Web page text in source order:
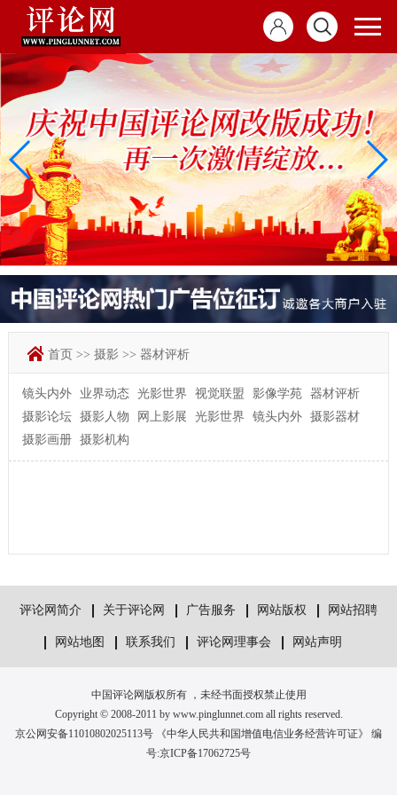
首页 >> 摄影 >> 器材评析
镜头内外 业界动态 光影世界 视觉联盟 影像学苑
器材评析
摄影论坛
摄影人物 网上影展 光影世界 镜头内外
摄影器材
摄影画册
摄影机构
评论网简介 关于评论网 广告服务 网站版权 网站招聘
网站地图 联系我们 评论网理事会 网站声明
中国评论网版权所有 ，未经书面授权禁止使用
Copyright © 2008-2011 by www.pinglunnet.com all rights reserved.
京公网安备11010802025113号 《中华人民共和国增值电信业务经营许可证》 编
号:京ICP备17062725号